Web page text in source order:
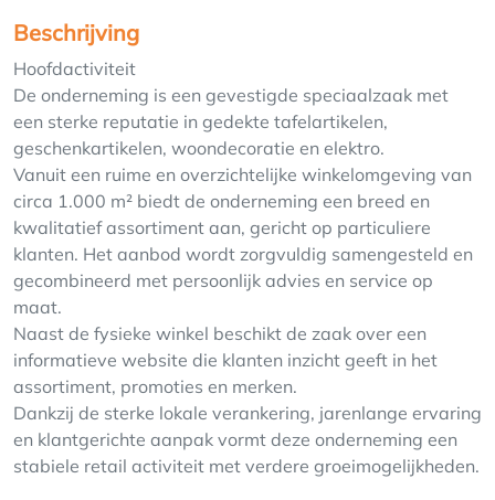
Beschrijving
Hoofdactiviteit
De onderneming is een gevestigde speciaalzaak met
een sterke reputatie in gedekte tafelartikelen,
geschenkartikelen, woondecoratie en elektro.
Vanuit een ruime en overzichtelijke winkelomgeving van
circa 1.000 m² biedt de onderneming een breed en
kwalitatief assortiment aan, gericht op particuliere
klanten. Het aanbod wordt zorgvuldig samengesteld en
gecombineerd met persoonlijk advies en service op
maat.
Naast de fysieke winkel beschikt de zaak over een
informatieve website die klanten inzicht geeft in het
assortiment, promoties en merken.
Dankzij de sterke lokale verankering, jarenlange ervaring
en klantgerichte aanpak vormt deze onderneming een
stabiele retail activiteit met verdere groeimogelijkheden.